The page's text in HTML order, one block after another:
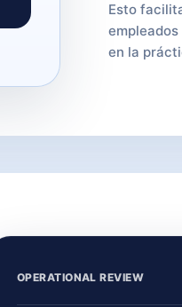
Esto
en la
OPERATIONAL REVIEW